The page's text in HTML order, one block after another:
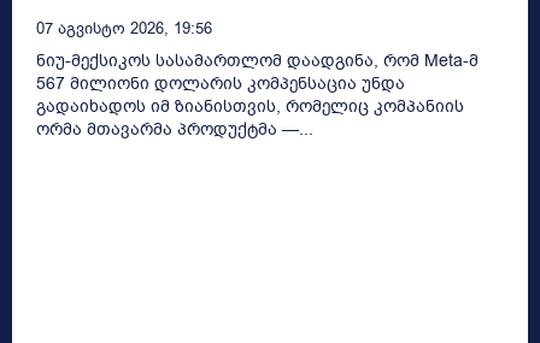
07 Აგვისტო 2026, 19:56
ნიუ-მექსიკოს სასამართლომ დაადგინა, რომ Meta-მ
567 მილიონი დოლარის კომპენსაცია უნდა
გადაიხადოს იმ ზიანისთვის, რომელიც კომპანიის
ორმა მთავარმა პროდუქტმა —...